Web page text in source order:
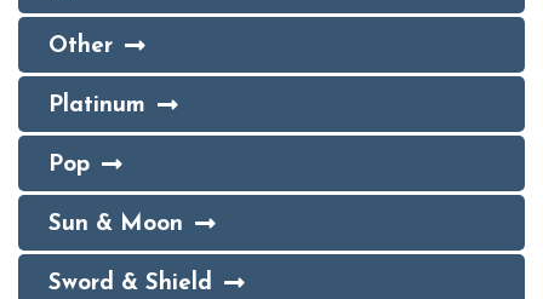
Other
Platinum
Pop
Sun & Moon
Sword & Shield